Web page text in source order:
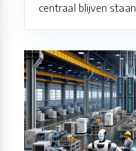
centraal blijven staan.